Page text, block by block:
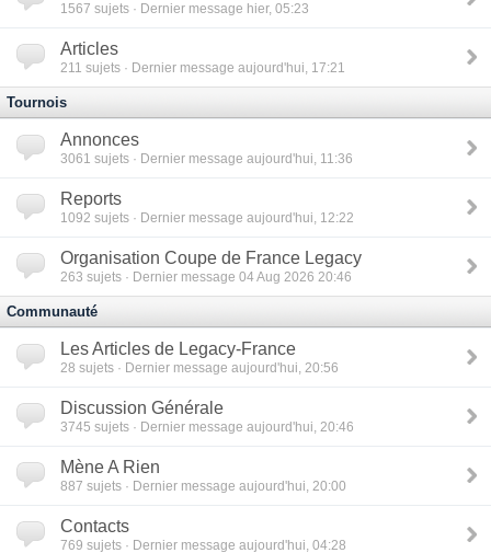
1567 sujets · Dernier message hier, 05:23
Articles
211 sujets · Dernier message aujourd'hui, 17:21
Tournois
Annonces
3061 sujets · Dernier message aujourd'hui, 11:36
Reports
1092 sujets · Dernier message aujourd'hui, 12:22
Organisation Coupe de France Legacy
263 sujets · Dernier message 04 Aug 2026 20:46
Communauté
Les Articles de Legacy-France
28 sujets · Dernier message aujourd'hui, 20:56
Discussion Générale
3745 sujets · Dernier message aujourd'hui, 20:46
Mène A Rien
887 sujets · Dernier message aujourd'hui, 20:00
Contacts
769 sujets · Dernier message aujourd'hui, 04:28